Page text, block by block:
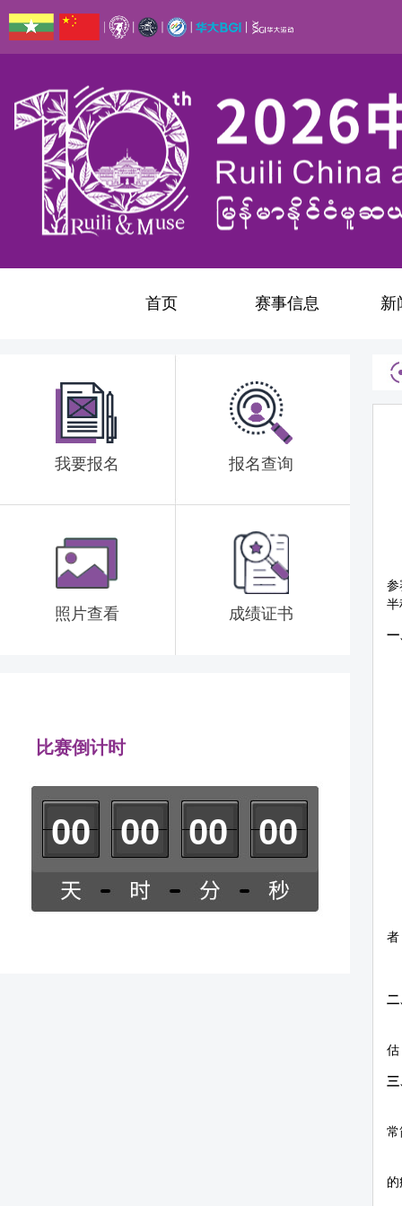
首页 赛事信息 新
我要报名 报名查询
照片查看 成绩证书
比赛倒计时
00 00 00 00
参
半
一
者
二
估
常